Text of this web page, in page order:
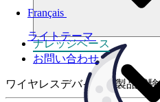
ライトテーマ
Français
ナレッジベース
お問い合わせ
ワイヤレスデバイスの製品試験